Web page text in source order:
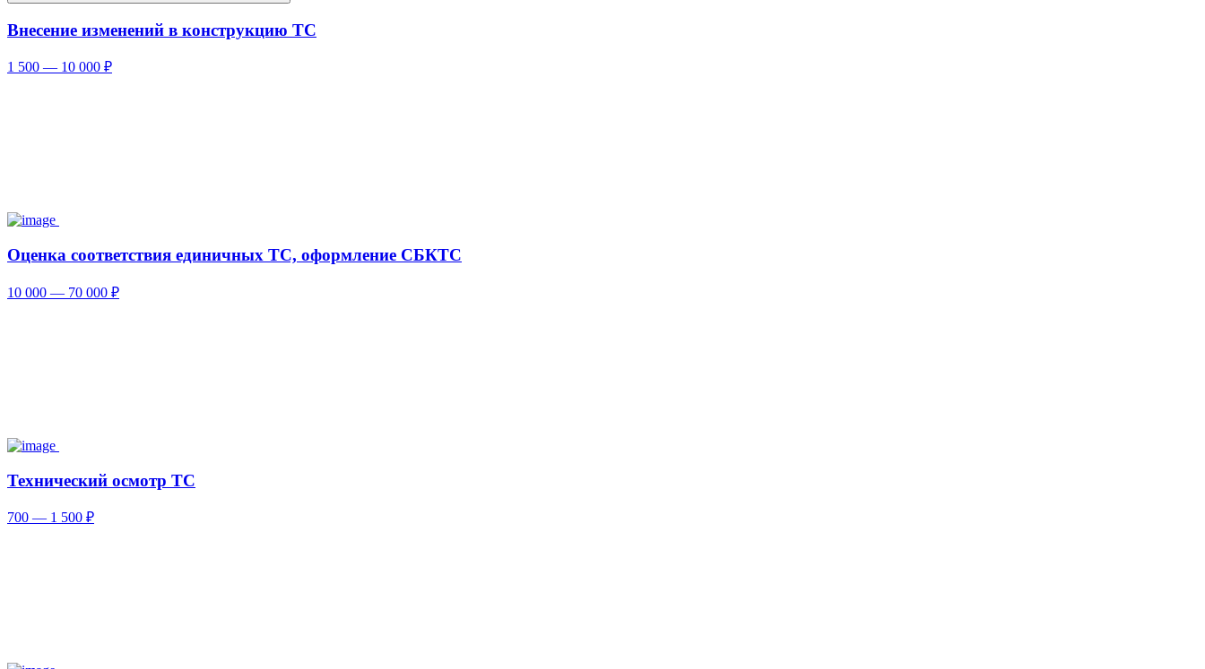
Внесение изменений в конструкцию ТС
1 500 — 10 000 ₽
Оценка соответствия единичных ТС, оформление СБКТС
10 000 — 70 000 ₽
Технический осмотр ТС
700 — 1 500 ₽